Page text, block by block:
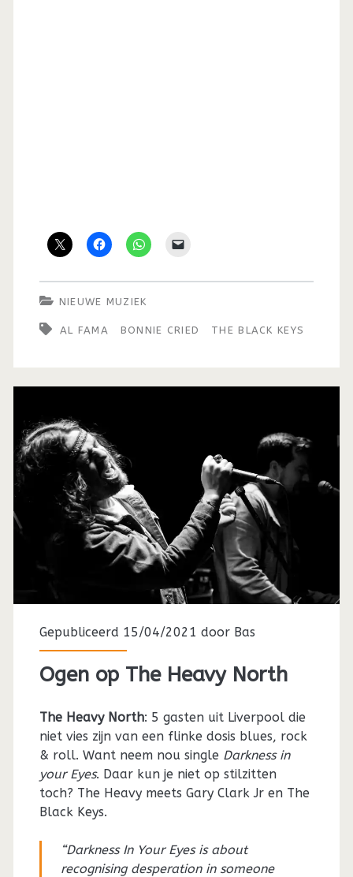
NIEUWE MUZIEK
AL FAMA BONNIE CRIED THE BLACK KEYS
Gepubliceerd 15/04/2021 door Bas
Ogen op The Heavy North
The Heavy North: 5 gasten uit Liverpool die
niet vies zijn van een flinke dosis blues, rock
& roll. Want neem nou single Darkness in
your Eyes. Daar kun je niet op stilzitten
toch? The Heavy meets Gary Clark Jr en The
Black Keys.
“Darkness In Your Eyes is about
recognising desperation in someone